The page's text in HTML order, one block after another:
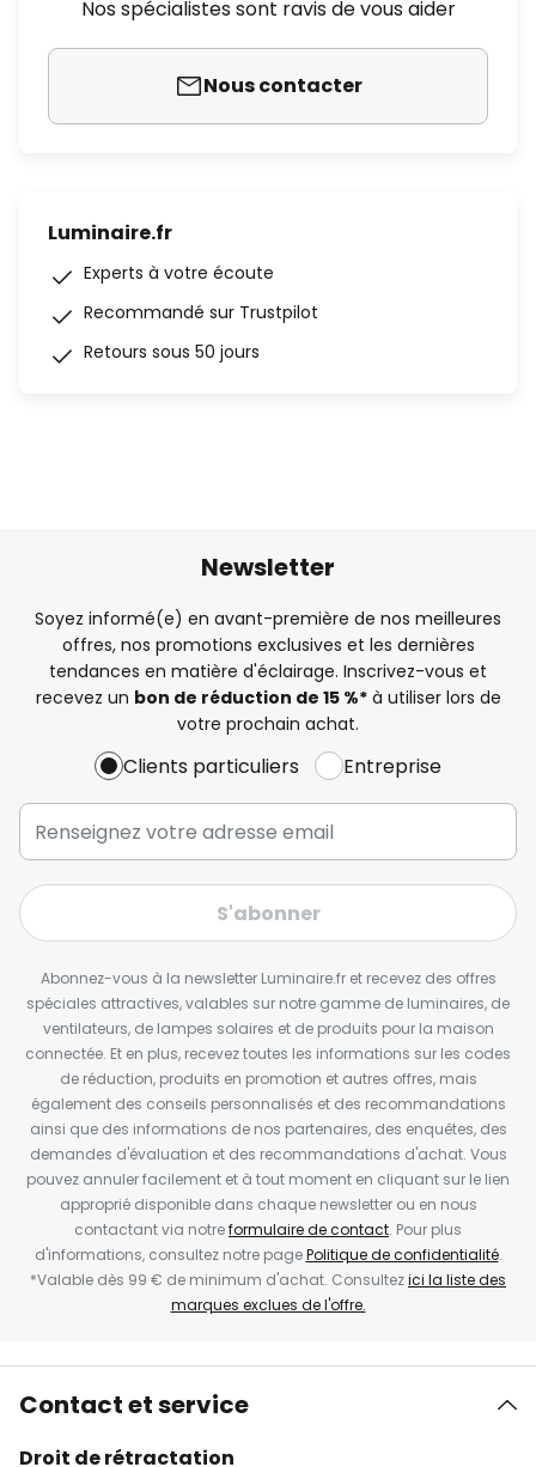
Nos spécialistes sont ravis de vous aider
Nous contacter
Luminaire.fr
Experts à votre écoute
Recommandé sur Trustpilot
Retours sous 50 jours
Newsletter
Soyez informé(e) en avant-première de nos meilleures
offres, nos promotions exclusives et les dernières
tendances en matière d'éclairage. Inscrivez-vous et
recevez un bon de réduction de 15 %*à utiliser lors de
votre prochain achat.
Clients particuliers Entreprise
S'abonner
Abonnez-vous à la newsletter Luminaire.fr et recevez des offres
spéciales attractives, valables sur notre gamme de luminaires, de
ventilateurs, de lampes solaires et de produits pour la maison
connectée. Et en plus, recevez toutes les informations sur les codes
de réduction, produits en promotion et autres offres, mais
également des conseils personnalisés et des recommandations
ainsi que des informations de nos partenaires, des enquêtes, des
demandes d'évaluation et des recommandations d'achat. Vous
pouvez annuler facilement et à tout moment en cliquant sur le lien
approprié disponible dans chaque newsletter ou en nous
contactant via notreformulaire de contact. Pour plus
d'informations, consultez notre pagePolitique de confidentialité.
*Valable dès 99 € de minimum d'achat. Consultezici la liste des
marques exclues de l'offre.
Contact et service
Droit de rétractation